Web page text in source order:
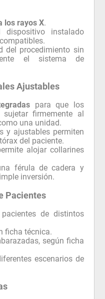
los rayos X.
dispositivo instalado
del procedimiento sin
el sistema de
Ajustables
para que los
sujetar firmemente al
una unidad.
y ajustables permiten
del paciente.
alojar collarines
férula de cadera y
inversión.
Pacientes
de distintos
ficha técnica.
según ficha
escenarios de